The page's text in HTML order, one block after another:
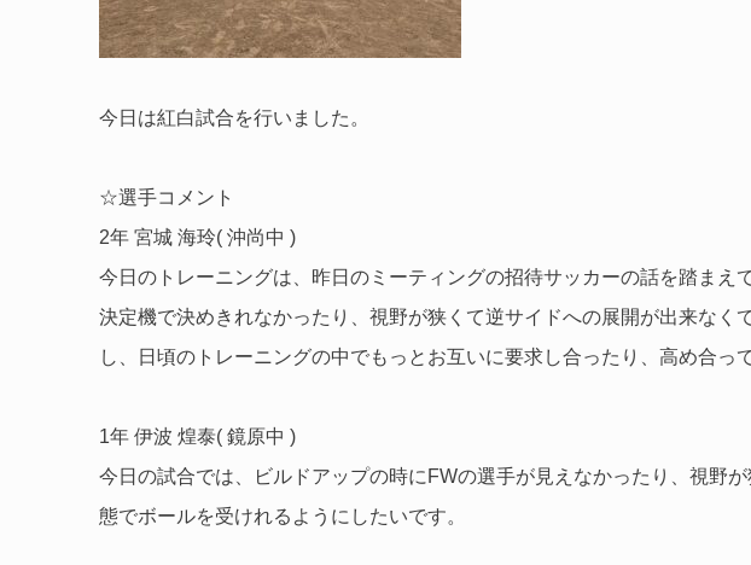
今日は紅白試合を行いました。
☆選手コメント
2年 宮城 海玲( 沖尚中 )
今日のトレーニングは、昨日のミーティングの招待サッカーの話を踏ま
決定機で決めきれなかったり、視野が狭くて逆サイドへの展開が出来な
し、日頃のトレーニングの中でもっとお互いに要求し合ったり、高め合っ
1年 伊波 煌泰( 鏡原中 )
今日の試合では、ビルドアップの時にFWの選手が見えなかったり、視野
態でボールを受けれるようにしたいです。